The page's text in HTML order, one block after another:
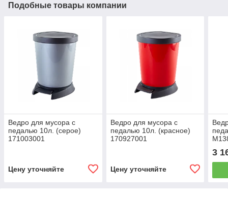
Подобные товары компании
Ведро для мусора с
педалью 10л. (серое)
171003001
Цену уточняйте
Ведро для мусора с
педалью 10л. (красное)
170927001
Цену уточняйте
3